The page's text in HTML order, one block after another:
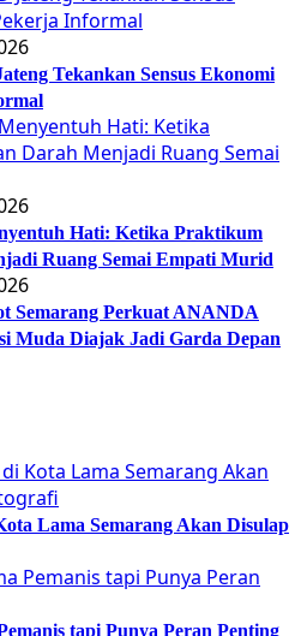
Tekankan Sensus Ekonomi
Hati: Ketika Praktikum
Ruang Semai Empati Murid
Semarang Perkuat ANANDA
Muda Diajak Jadi Garda Depan
Lama Semarang Akan Disulap
tapi Punya Peran Penting